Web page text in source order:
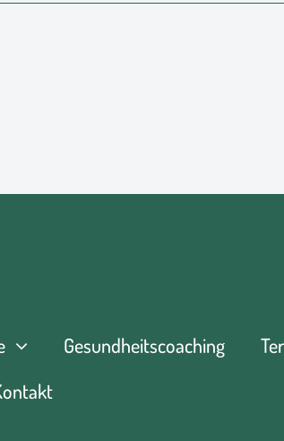
Gesundheitscoaching